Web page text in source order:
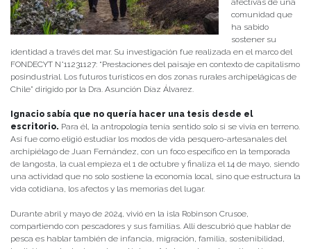
afectivas de una
comunidad que
ha sabido
sostener su
identidad a través del mar. Su investigación fue realizada en el marco del
FONDECYT N°11231127: “Prestaciones del paisaje en contexto de capitalismo
posindustrial. Los futuros turísticos en dos zonas rurales archipelágicas de
Chile” dirigido por la Dra. Asunción Díaz Álvarez.
Ignacio sabía que no quería hacer una tesis desde el
escritorio. Para él, la antropología tenía sentido solo si se vivía en terreno.
Así fue como eligió estudiar los modos de vida pesquero-artesanales del
archipiélago de Juan Fernández, con un foco específico en la temporada
de langosta, la cual empieza el 1 de octubre y finaliza el 14 de mayo, siendo
una actividad que no solo sostiene la economía local, sino que estructura la
vida cotidiana, los afectos y las memorias del lugar.
Durante abril y mayo de 2024, vivió en la isla Robinson Crusoe,
compartiendo con pescadores y sus familias. Allí descubrió que hablar de
pesca es hablar también de infancia, migración, familia, sostenibilidad,